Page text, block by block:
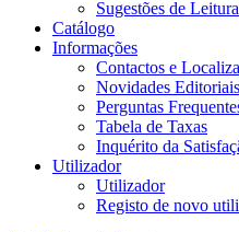
Sugestões de Leitura
Catálogo
Informações
Contactos e
Novidades Editoriais
Perguntas
Tabela de Taxas
Inquérito da
Utilizador
Utilizador
Registo de novo